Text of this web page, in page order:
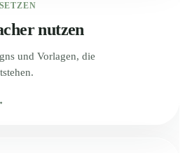
nutzen
und Vorlagen, die